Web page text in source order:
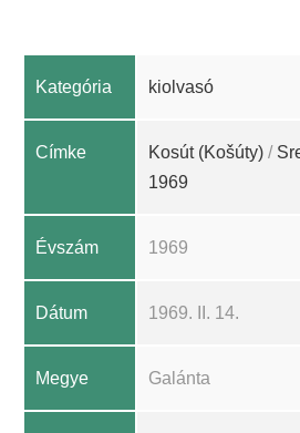
Kategória kiolvasó
Címke Kosút (Košúty) /
1969
Évszám 1969
Dátum 1969. II. 14.
Megye Galánta